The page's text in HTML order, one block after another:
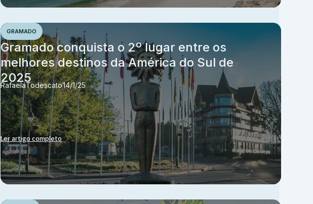
GRAMADO
Gramado conquista o 2º lugar entre os
melhores destinos da América do Sul de
2025
RafaelaTodescato14/1/25
Ler artigo completo